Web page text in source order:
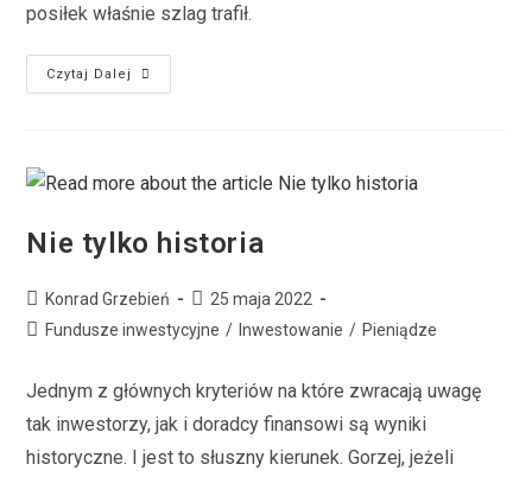
posiłek właśnie szlag trafił.
Czytaj Dalej
Nie tylko historia
Konrad Grzebień
25 maja 2022
Fundusze inwestycyjne / Inwestowanie / Pieniądze
Jednym z głównych kryteriów na które zwracają uwagę
tak inwestorzy, jak i doradcy finansowi są wyniki
historyczne. I jest to słuszny kierunek. Gorzej, jeżeli